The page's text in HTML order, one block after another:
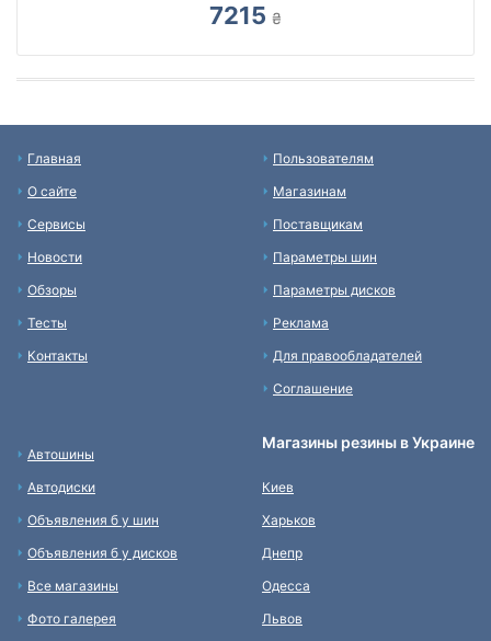
7215 ₴
Главная
О сайте
Сервисы
Новости
Обзоры
Тесты
Контакты
Пользователям
Магазинам
Поставщикам
Параметры шин
Параметры дисков
Реклама
Для правообладателей
Соглашение
Автошины
Автодиски
Объявления б у шин
Объявления б у дисков
Все магазины
Фото галерея
Магазины резины в Украине
Киев
Харьков
Днепр
Одесса
Львов